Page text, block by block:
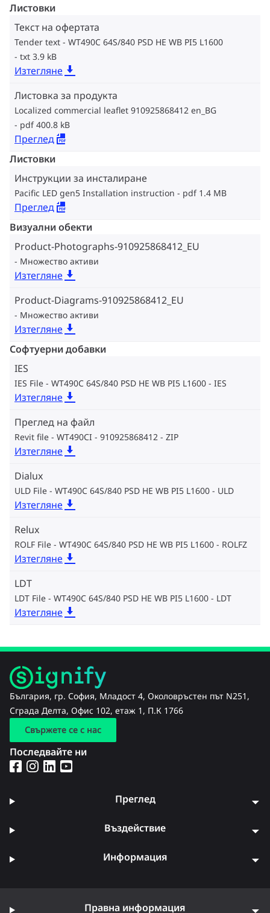
Листовки
Текст на офертата
Tender text - WT490C 64S/840 PSD HE WB PI5 L1600
txt 3.9 kB
Изтегляне
Листовка за продукта
Localized commercial leaflet 910925868412 en_BG
pdf 400.8 kB
Преглед
Листовки
Инструкции за инсталиране
Pacific LED gen5 Installation instruction pdf 1.4 MB
Преглед
Визуални обекти
Product-Photographs-910925868412_EU
Множество активи
Изтегляне
Product-Diagrams-910925868412_EU
Множество активи
Изтегляне
Софтуерни добавки
IES
IES File - WT490C 64S/840 PSD HE WB PI5 L1600 IES
Изтегляне
Преглед на файл
Revit file - WT490CI - 910925868412 ZIP
Изтегляне
Dialux
ULD File - WT490C 64S/840 PSD HE WB PI5 L1600 ULD
Изтегляне
Relux
ROLF File - WT490C 64S/840 PSD HE WB PI5 L1600 ROLFZ
Изтегляне
LDT
LDT File - WT490C 64S/840 PSD HE WB PI5 L1600 LDT
Изтегляне
България, гр. София, Младост 4, Околовръстен път N251,
Сграда Делта, Офис 102, етаж 1, П.К 1766
Свържете се с нас
Последвайте ни
Преглед
Въздействие
Информация
Правна информация